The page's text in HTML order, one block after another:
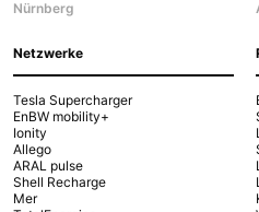
Nürnberg
Netzwerke
Tesla Supercharger
EnBW mobility+
Ionity
Allego
ARAL pulse
Shell Recharge
Mer